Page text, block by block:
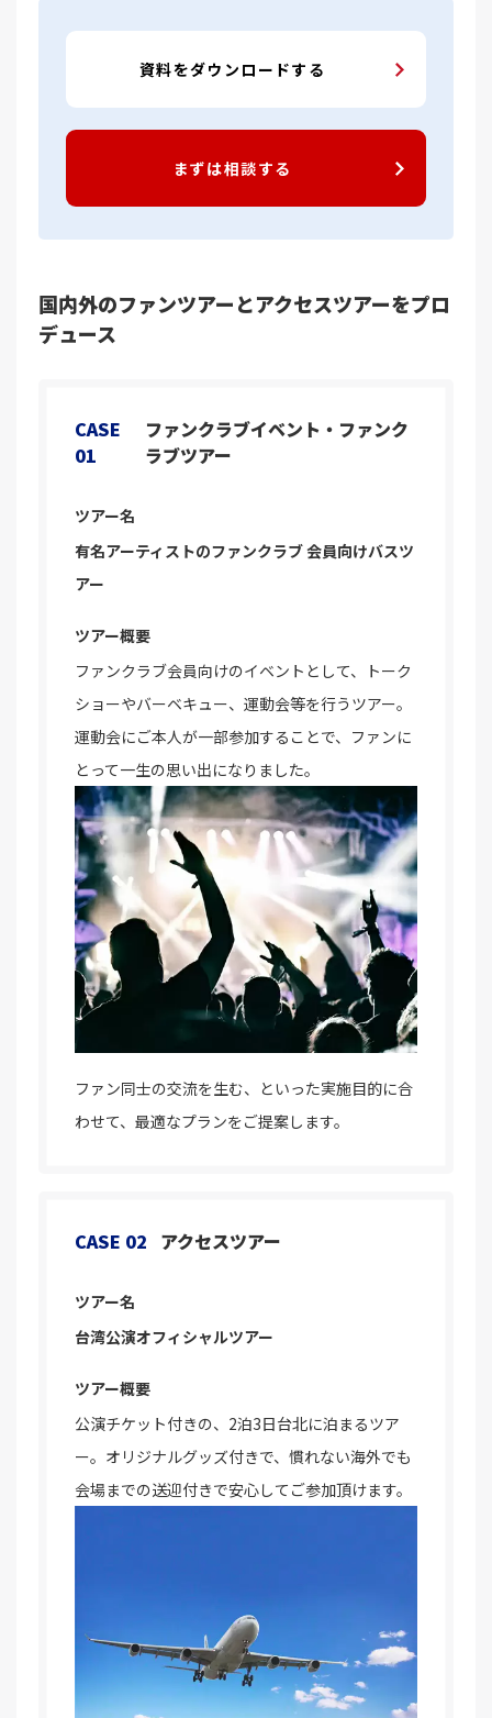
資料をダウンロードする
まずは相談する
国内外のファンツアーとアクセスツアーをプロ
デュース
CASE
01
ファンクラブイベント・ファンク
ラブツアー
ツアー名
有名アーティストのファンクラブ会員向けバスツ
アー
ツアー概要
ファンクラブ会員向けのイベントとして、トーク
ショーやバーベキュー、運動会等を行うツアー。
運動会にご本人が一部参加することで、ファンに
とって一生の思い出になりました。
ファン同士の交流を生む、といった実施目的に合
わせて、最適なプランをご提案します。
CASE 02 アクセスツアー
ツアー名
台湾公演オフィシャルツアー
ツアー概要
公演チケット付きの、2泊3日台北に泊まるツア
ー。オリジナルグッズ付きで、慣れない海外でも
会場までの送迎付きで安心してご参加頂けます。